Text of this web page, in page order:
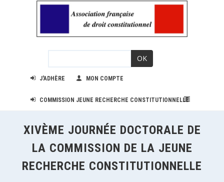
OK
J'ADHÈRE MON COMPTE
COMMISSION JEUNE RECHERCHE CONSTITUTIONNELLE
XIVÈME JOURNÉE DOCTORALE DE
LA COMMISSION DE LA JEUNE
RECHERCHE CONSTITUTIONNELLE